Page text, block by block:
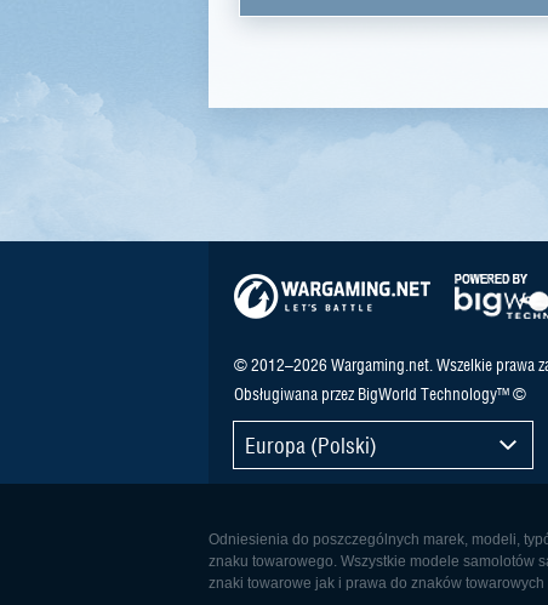
© 2012–2026 Wargaming.net. Wszelkie prawa
Obsługiwana przez BigWorld Technology™ ©
Europa (Polski)
Odniesienia do poszczególnych marek, modeli,
znaku towarowego. Wszystkie modele samolotów
znaki towarowe jak i prawa do znaków